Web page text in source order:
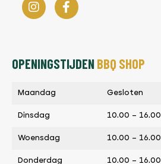
OPENINGSTIJDENBBQ SHOP
Maandag Gesloten
Dinsdag 10.00 – 16.00
Woensdag 10.00 – 16.00
Donderdag 10.00 – 16.00